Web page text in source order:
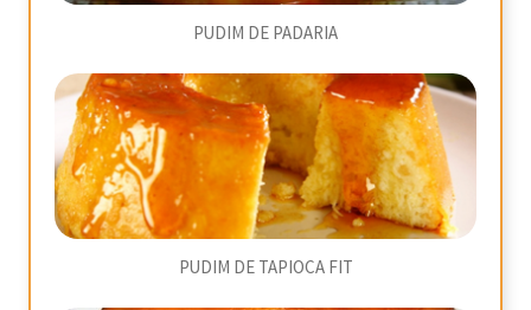
PUDIM DE PADARIA
PUDIM DE TAPIOCA FIT